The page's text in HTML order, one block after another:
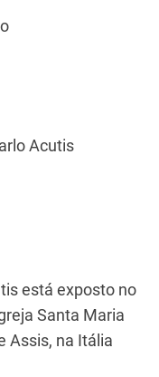
Acutis
está exposto no
Santa Maria
Assis, na Itália